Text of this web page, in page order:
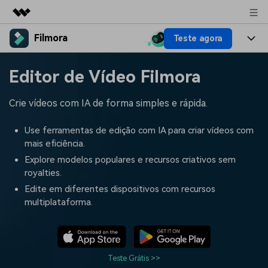
Produtos em destaque
Utilitários
Negócios
Soluções
Sobre nós
Sala de imprensa
Loja
Suporte
Filmora Teste agora
Produtos
Recursos criativos
IA
Vídeo/Imagem
Áudio
Textos
Soluções
Filmora para
Criar
Recursos
Prompts de Vídeo
populares para gerar vídeos
semelhantes em segundos
tendências de marketing de
vídeo em 2025
Central de ajuda
Fale conosco Histórias de clientes
alcançam sucesso
Preços Entrar
Editor de Vídeo Filmora
Crie vídeos com IA de forma simples e rápida.
Use ferramentas de edição com IA para criar vídeos com
mais eficiência.
Explore modelos populares e recursos criativos sem
royalties.
Edite em diferentes dispositivos com recursos
multiplataforma.
Teste Grátis >>